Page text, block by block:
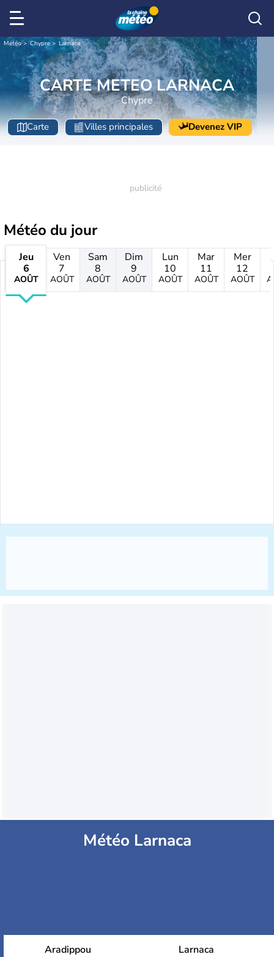
Météo Chypre Larnaca
CARTE METEO LARNACA
Chypre
Carte Villes principales Devenez VIP
Météo du jour
Jeu
6
AOÛT
Ven
7
AOÛT
Sam
8
AOÛT
Dim
9
AOÛT
Lun
10
AOÛT
Mar
11
AOÛT
Mer
12
AOÛT
Météo Larnaca
Aradippou Larnaca